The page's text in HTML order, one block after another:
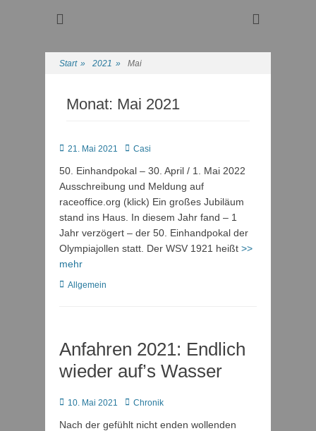
Wassersport-Verein
Regattasport und Wasserwandern - Freizeit mit der ganzen
Start » 2021 » Mai
Monat: Mai 2021
Posted
21. Mai 2021 Autor
Casi
50. Einhandpokal – 30. April / 1. Mai 2022
Ausschreibung und Meldung auf
raceoffice.org (klick) Ein großes Jubiläum
stand ins Haus. In diesem Jahr fand – 1
Jahr verzögert – der 50. Einhandpokal der
Olympiajollen statt. Der WSV 1921 heißt >>
mehr
Kategorien
Allgemein
Anfahren 2021: Endlich
wieder auf’s Wasser
Posted
10. Mai 2021 AutorChronik
Nach der gefühlt nicht enden wollenden